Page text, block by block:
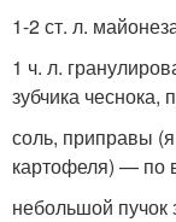
1-2 ст. л.
1 ч. л.
зубчика чеснока,
соль, приправы
картофеля) — по
небольшой пучок